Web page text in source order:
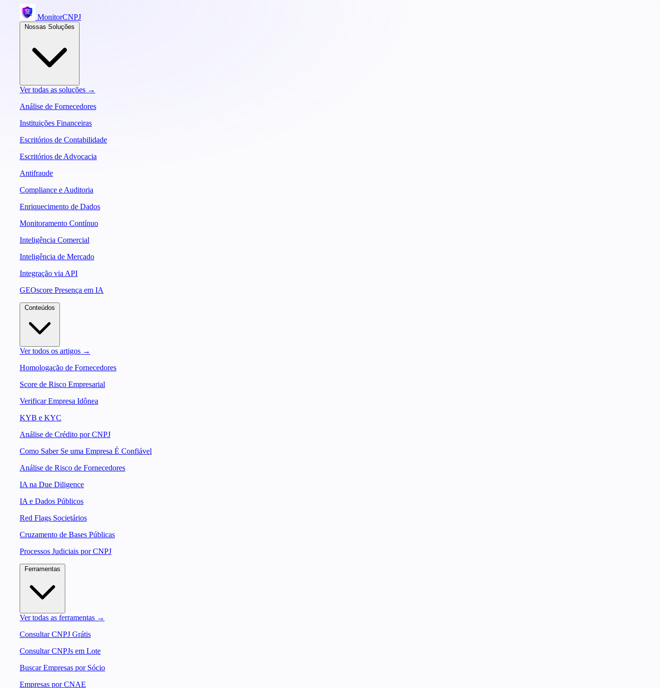
MonitorCNPJ
Ver todas as soluções →
Análise de Fornecedores
Instituições Financeiras
Escritórios de Contabilidade
Escritórios de Advocacia
Antifraude
Compliance e Auditoria
Enriquecimento de Dados
Monitoramento Contínuo
Inteligência Comercial
Inteligência de Mercado
Integração via API
GEOscore Presença em IA
Ver todos os artigos →
Homologação de Fornecedores
Score de Risco Empresarial
Verificar Empresa Idônea
KYB e KYC
Análise de Crédito por CNPJ
Como Saber Se uma Empresa É Confiável
Análise de Risco de Fornecedores
IA na Due Diligence
IA e Dados Públicos
Red Flags Societários
Cruzamento de Bases Públicas
Processos Judiciais por CNPJ
Ver todas as ferramentas →
Consultar CNPJ Grátis
Consultar CNPJs em Lote
Buscar Empresas por Sócio
Empresas por CNAE